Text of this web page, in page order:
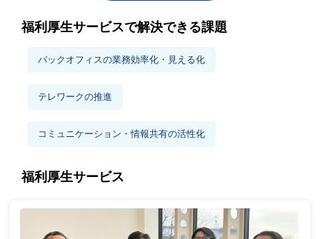
福利厚生サービスで解決できる課題
バックオフィスの業務効率化・見える化
テレワークの推進
コミュニケーション・情報共有の活性化
福利厚生サービス